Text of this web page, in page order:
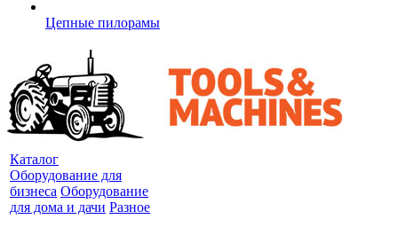
Цепные пилорамы
Каталог
Оборудование для
бизнеса Оборудование
для дома и дачи Разное